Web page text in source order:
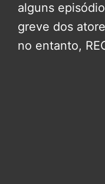
alguns
greve dos
no entanto,